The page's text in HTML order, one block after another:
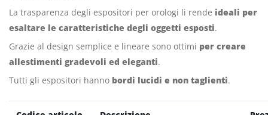
La trasparenza degli espositori per orologi li rende ideali per
esaltare le caratteristiche degli oggetti esposti.
Grazie al design semplice e lineare sono ottimi per creare
allestimenti gradevoli ed eleganti.
Tutti gli espositori hanno bordi lucidi e non taglienti.